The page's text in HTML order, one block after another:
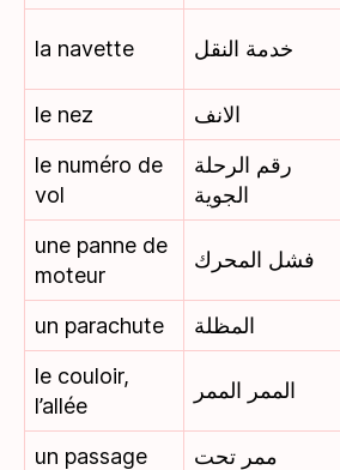
la navette خدمة النقل
le nez
الانف
le numéro de
vol
رقم الرحلة
الجوية
une panne de
moteur
فشل المحرك
un parachute
المظلة
le couloir,
l’allée
الممر الممر
un passage
ممر تحت